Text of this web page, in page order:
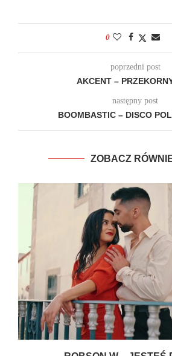
0
poprzedni post
AKCENT –
następny post
BOOMBASTIC – DISCO
ZOBACZ